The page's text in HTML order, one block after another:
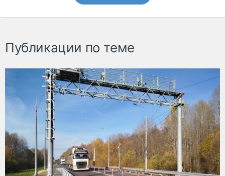
Публикации по теме